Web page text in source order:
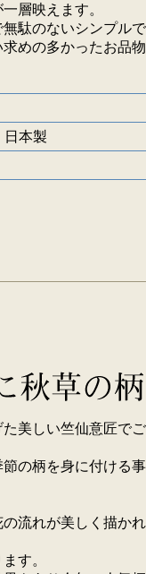
層映えます。
駄のないシンプル
めの多かったお品
本製
美しい竺仙意匠で
の柄を身に付ける
流れが美しく描か
す。